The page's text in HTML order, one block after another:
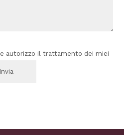
e autorizzo il trattamento dei miei